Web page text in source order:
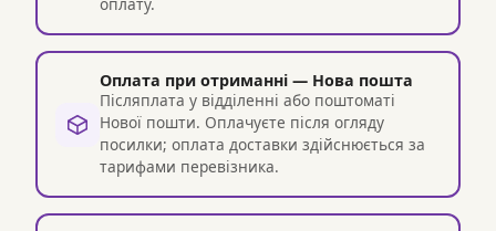
Оплата при отриманні — Нова пошта
Післяплата у відділенні або поштоматі
Нової пошти. Оплачуєте після огляду
посилки; оплата доставки здійснюється за
тарифами перевізника.